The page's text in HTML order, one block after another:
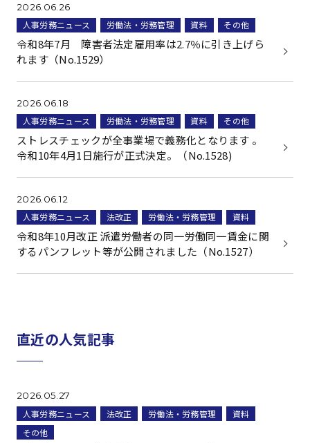
2026.06.26
人事労務ニュース 労働法・労務管理 資料 その他
令和8年7月 障害者法定雇用率は2.7％に引き上げら
れます（No.1529）
2026.06.18
人事労務ニュース 労働法・労務管理 資料 その他
ストレスチェックが全事業場で義務化となります 。
令和10年4月1日施行が正式決定。（No.1528)
2026.06.12
人事労務ニュース 法改正 労働法・労務管理 資料
令和8年10月改正 派遣労働者の同一労働同一賃金に関
するパンフレット等が公開されました（No.1527）
直近の人気記事
2026.05.27
人事労務ニュース 法改正 労働法・労務管理
資料
その他